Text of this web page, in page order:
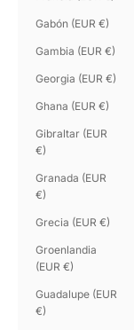
Gabón (EUR €)
Gambia (EUR €)
Georgia (EUR €)
Ghana (EUR €)
Gibraltar (EUR
€)
Granada (EUR
€)
Grecia (EUR €)
Groenlandia
(EUR €)
Guadalupe (EUR
€)